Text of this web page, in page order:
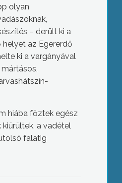
olyan
– derült ki a
helyet az Egererdő
ki a vargányával
hiába főztek egész
a vadétel
falatig
a Bugát Pál